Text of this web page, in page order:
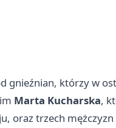
gnieźnian, którzy w
Marta Kucharska,
oraz trzech mężczyzn